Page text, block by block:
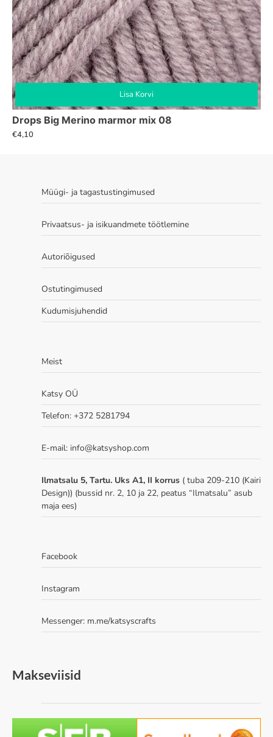
Lisa Korvi
Drops Big Merino marmor mix 08
€4,10
Müügi- ja tagastustingimused
Privaatsus- ja isikuandmete töötlemine
Autoriõigused
Ostutingimused
Kudumisjuhendid
Meist
Katsy OÜ
Telefon: +372 5281794
E-mail: info@katsyshop.com
Ilmatsalu 5, Tartu. Uks A1, II korrus ( tuba 209-210 (Kairi
Design)) (bussid nr. 2, 10 ja 22, peatus “Ilmatsalu” asub
maja ees)
Facebook
Instagram
Messenger: m.me/katsyscrafts
Makseviisid